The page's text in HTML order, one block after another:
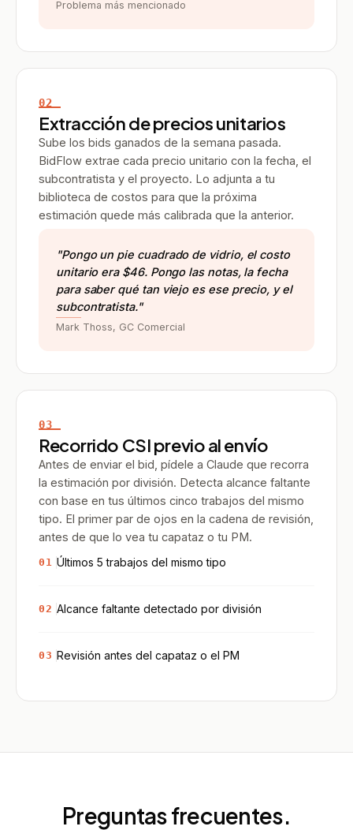
Problema más mencionado
02
Extracción de precios unitarios
Sube los bids ganados de la semana pasada.
BidFlow extrae cada precio unitario con la fecha, el
subcontratista y el proyecto. Lo adjunta a tu
biblioteca de costos para que la próxima
estimación quede más calibrada que la anterior.
"Pongo un pie cuadrado de vidrio, el costo
unitario era $46. Pongo las notas, la fecha
para saber qué tan viejo es ese precio, y el
subcontratista."
Mark Thoss, GC Comercial
03
Recorrido CSI previo al envío
Antes de enviar el bid, pídele a Claude que recorra
la estimación por división. Detecta alcance faltante
con base en tus últimos cinco trabajos del mismo
tipo. El primer par de ojos en la cadena de revisión,
antes de que lo vea tu capataz o tu PM.
01 Últimos 5 trabajos del mismo tipo
02 Alcance faltante detectado por división
03 Revisión antes del capataz o el PM
Preguntas frecuentes.